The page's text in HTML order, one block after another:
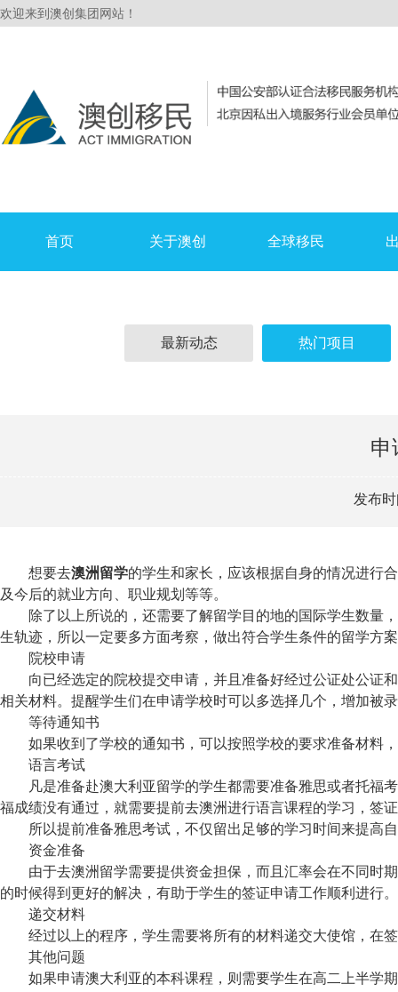
欢迎来到澳创集团网站！
首页 关于澳创 全球移民
最新动态 热门项目
申
发布
想要去澳洲留学的学生和家长，应该根据自身的情况进行
及今后的就业方向、职业规划等等。
除了以上所说的，还需要了解留学目的地的国际学生数量，
生轨迹，所以一定要多方面考察，做出符合学生条件的留学方
院校申请
向已经选定的院校提交申请，并且准备好经过公证处公证和
相关材料。提醒学生们在申请学校时可以多选择几个，增加被
等待通知书
如果收到了学校的通知书，可以按照学校的要求准备材料，
语言考试
凡是准备赴澳大利亚留学的学生都需要准备雅思或者托福考
福成绩没有通过，就需要提前去澳洲进行语言课程的学习，签
所以提前准备雅思考试，不仅留出足够的学习时间来提高
资金准备
由于去澳洲留学需要提供资金担保，而且汇率会在不同时期
的时候得到更好的解决，有助于学生的签证申请工作顺利进行
递交材料
经过以上的程序，学生需要将所有的材料递交大使馆，在签
其他问题
如果申请澳大利亚的本科课程，则需要学生在高二上半学期